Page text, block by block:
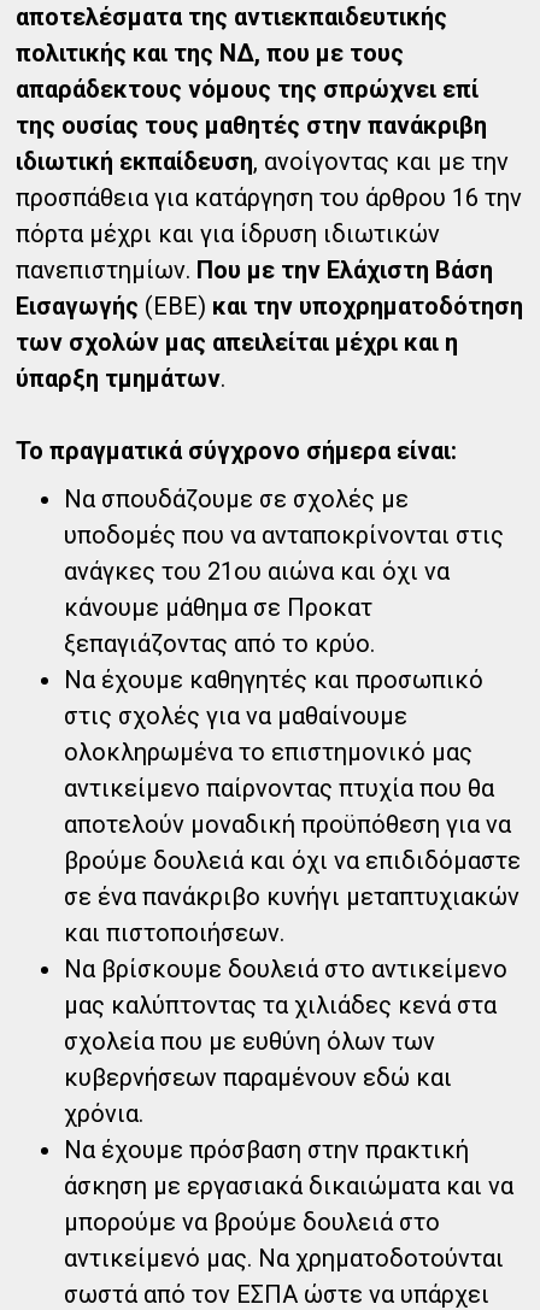
αποτελέσματα της αντιεκπαιδευτικής
πολιτικής και της ΝΔ, που με τους
απαράδεκτους νόμους της σπρώχνει επί
της ουσίας τους μαθητές στην πανάκριβη
ιδιωτική εκπαίδευση, ανοίγοντας και με την
προσπάθεια για κατάργηση του άρθρου 16 την
πόρτα μέχρι και για ίδρυση ιδιωτικών
πανεπιστημίων. Που με την Ελάχιστη Βάση
Εισαγωγής (ΕΒΕ) και την υποχρηματοδότηση
των σχολών μας απειλείται μέχρι και η
ύπαρξη τμημάτων.
Το πραγματικά σύγχρονο σήμερα είναι:
Να σπουδάζουμε σε σχολές με
υποδομές που να ανταποκρίνονται στις
ανάγκες του 21ου αιώνα και όχι να
κάνουμε μάθημα σε Προκατ
ξεπαγιάζοντας από το κρύο.
Να έχουμε καθηγητές και προσωπικό
στις σχολές για να μαθαίνουμε
ολοκληρωμένα το επιστημονικό μας
αντικείμενο παίρνοντας πτυχία που θα
αποτελούν μοναδική προϋπόθεση για να
βρούμε δουλειά και όχι να επιδιδόμαστε
σε ένα πανάκριβο κυνήγι μεταπτυχιακών
και πιστοποιήσεων.
Να βρίσκουμε δουλειά στο αντικείμενο
μας καλύπτοντας τα χιλιάδες κενά στα
σχολεία που με ευθύνη όλων των
κυβερνήσεων παραμένουν εδώ και
χρόνια.
Να έχουμε πρόσβαση στην πρακτική
άσκηση με εργασιακά δικαιώματα και να
μπορούμε να βρούμε δουλειά στο
αντικείμενό μας. Να χρηματοδοτούνται
σωστά από τον ΕΣΠΑ ώστε να υπάρχει